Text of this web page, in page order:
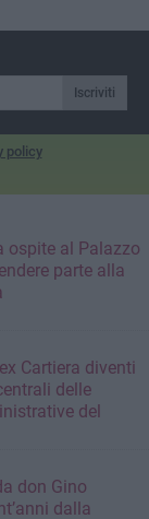
Iscriviti
policy
ospite al Palazzo
parte alla
Cartiera diventi
delle
del
don Gino
dalla